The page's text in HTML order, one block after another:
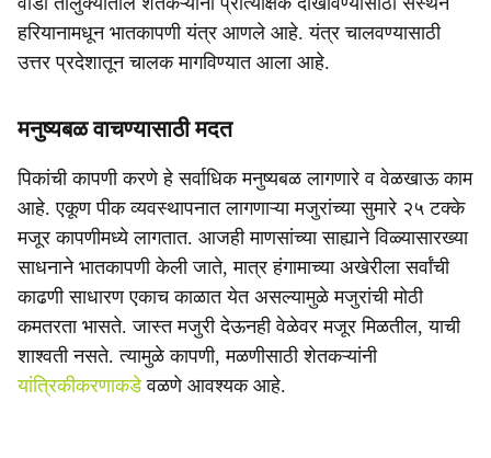
हरियानामधून भातकापणी यंत्र आणले आहे. यंत्र चालवण्यासाठी
उत्तर प्रदेशातून चालक मागविण्यात आला आहे.
मनुष्यबळ वाचण्यासाठी मदत
पिकांची कापणी करणे हे सर्वाधिक मनुष्यबळ लागणारे व वेळखाऊ काम
आहे. एकूण पीक व्यवस्थापनात लागणाऱ्या मजुरांच्या सुमारे २५ टक्के
मजूर कापणीमध्ये लागतात. आजही माणसांच्या साह्याने विळ्यासारख्या
साधनाने भातकापणी केली जाते, मात्र हंगामाच्या अखेरीला सर्वांची
काढणी साधारण एकाच काळात येत असल्यामुळे मजुरांची मोठी
कमतरता भासते. जास्त मजुरी देऊनही वेळेवर मजूर मिळतील, याची
शाश्वती नसते. त्यामुळे कापणी, मळणीसाठी शेतकऱ्यांनी
यांत्रिकीकरणाकडेवळणे आवश्यक आहे.